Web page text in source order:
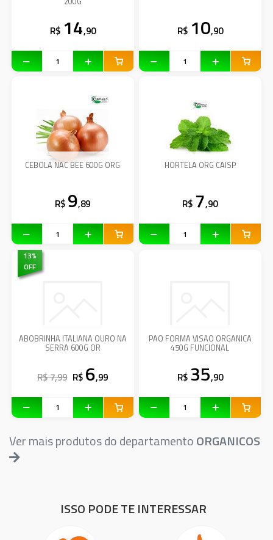
R$ 14,90 R$ 10,90
CEBOLA NAC BEE 600G ORG
R$ 9,89
HORTELA ORG CAISP
R$ 7,90
13%
OFF
ABOBRINHA ITALIANA OURO NA
SERRA 600G OR
R$ 7,99 R$ 6,99
PAO FORMA VISAO ORGANICA
450G FUNCIONAL
R$ 35,90
Ver mais produtos do departamentoORGANICOS
ISSO PODE TE INTERESSAR